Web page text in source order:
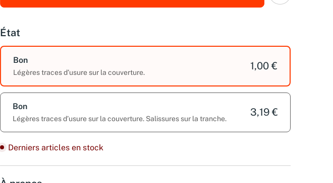
État
Bon
Légères traces d’usure sur la couverture.
1,00 €
Bon
Légères traces d’usure sur la couverture. Salissures sur la tranche.
3,19 €
Derniers articles en stock